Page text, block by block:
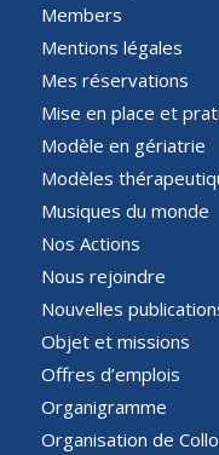
Members
Mentions légales
Mes réservations
Mise en place et
Modèle en gériatrie
Modèles
Musiques du monde
Nos Actions
Nous rejoindre
Nouvelles
Objet et missions
Offres d’emplois
Organigramme
Organisation de